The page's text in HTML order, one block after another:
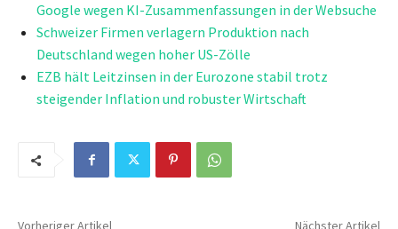
Google wegen KI-Zusammenfassungen in der Websuche
Schweizer Firmen verlagern Produktion nach
Deutschland wegen hoher US-Zölle
EZB hält Leitzinsen in der Eurozone stabil trotz
steigender Inflation und robuster Wirtschaft
Vorheriger Artikel Nächster Artikel